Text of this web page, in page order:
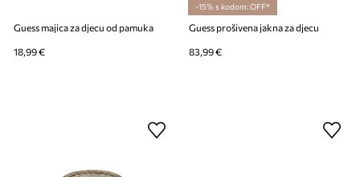
Guess majica za djecu od pamuka
18,99 €
-15% s kodom: OFF*
Guess prošivena jakna za djecu
83,99 €